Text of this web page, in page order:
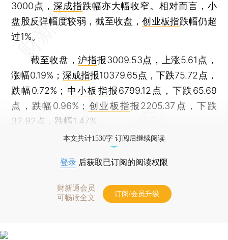
3000点，深成指跌幅亦大幅收窄。相对而言，小
盘股反弹幅度较弱，截至收盘，创业板指跌幅仍超
过1%。
截至收盘，沪指报3009.53点，上涨5.61点，
涨幅0.19%； 深成指报10379.65点，下跌75.72点，
跌幅0.72%； 中小板指报6799.12点，下跌65.69
点，跌幅0.96%； 创业板指报2205.37点，下跌
32.92点，跌幅1.47%。
本文共计1530字 订阅后继续阅读
登录 后获取已订阅的阅读权限
财新通会员
可畅读全文
订阅/会员升级